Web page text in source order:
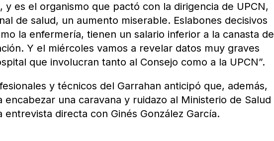
, y es el organismo que pactó con la dirigencia de UPCN,
de salud, un aumento miserable. Eslabones decisivos
la enfermería, tienen un salario inferior a la canasta de
Y el miércoles vamos a revelar datos muy graves
que involucran tanto al Consejo como a la UPCN”.
y técnicos del Garrahan anticipó que, además,
encabezar una caravana y ruidazo al Ministerio de Salud
entrevista directa con Ginés González García.